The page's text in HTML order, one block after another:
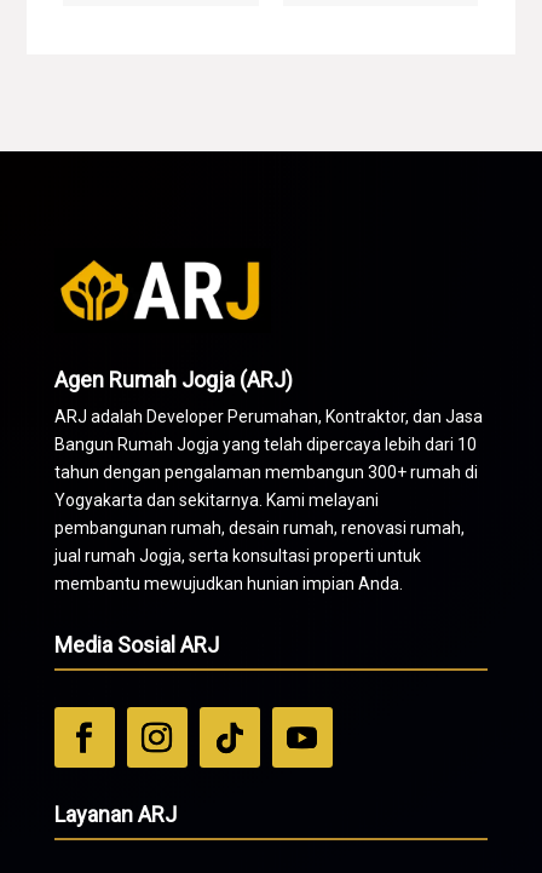
Agen Rumah Jogja (ARJ)
ARJ adalah Developer Perumahan, Kontraktor, dan Jasa
Bangun Rumah Jogja yang telah dipercaya lebih dari 10
tahun dengan pengalaman membangun 300+ rumah di
Yogyakarta dan sekitarnya. Kami melayani
pembangunan rumah, desain rumah, renovasi rumah,
jual rumah Jogja, serta konsultasi properti untuk
membantu mewujudkan hunian impian Anda.
Media Sosial ARJ
Layanan ARJ